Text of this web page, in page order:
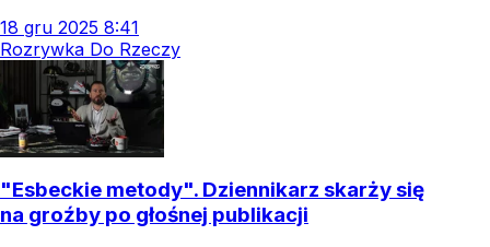
18 gru 2025 8:41
Rozrywka Do Rzeczy
"Esbeckie metody". Dziennikarz skarży się
na groźby po głośnej publikacji